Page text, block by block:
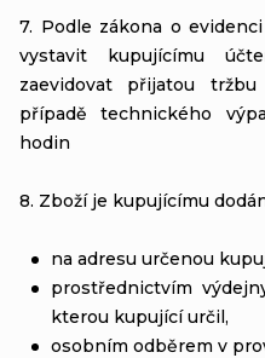
7. Podle zákona o
vystavit kupujícímu
zaevidovat přijatou
případě technického
hodin
8. Zboží je kupujícímu
na adresu určenou
prostřednictvím
kterou kupující určil,
osobním odběrem v